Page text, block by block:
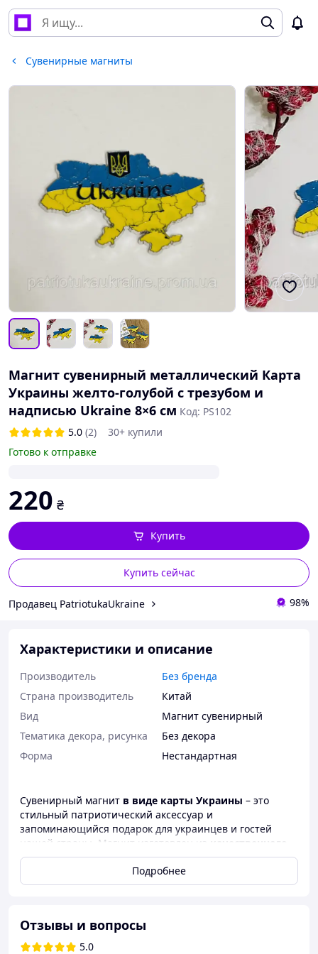
Сувенирные магниты
Магнит сувенирный металлический Карта
Украины желто-голубой с трезубом и
надписью Ukraine 8×6 см Код: PS102
5.0 (2)
30+ купили
Готово к отправке
220 ₴
Купить сейчас
Купить
Продавец PatriotukaUkraine 98%
Характеристики и описание
Производитель
Без бренда
Страна производитель
Китай
Вид
Магнит сувенирный
Тематика декора, рисунка
Без декора
Форма
Нестандартная
Сувенирный магнит в виде карты Украины – это
стильный патриотический аксессуар и
запоминающийся подарок для украинцев и гостей
нашей страны. Магнит изготовлен из
металла, имеет четкое окрашивание вжелто-голубых
цветах флага Украиныукрашенный
— Тризубоми надписьюUkrainе.
качественному магнитному слою, изделие
держится на холодильнике
металлической поверхности. Компактный размер
Подробнее
Отзывы и вопросы
5.0